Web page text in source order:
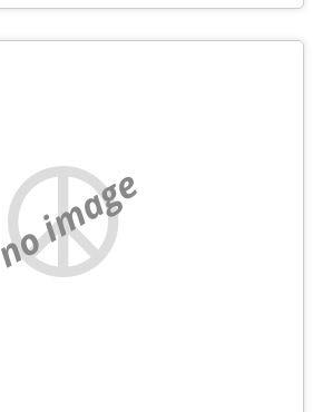
no image